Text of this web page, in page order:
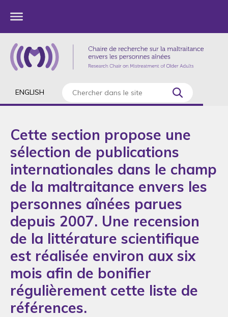
ENGLISH
Cette section propose une
sélection de publications
internationales dans le champ
de la maltraitance envers les
personnes aînées parues
depuis 2007. Une recension
de la littérature scientifique
est réalisée environ aux six
mois afin de bonifier
régulièrement cette liste de
références.